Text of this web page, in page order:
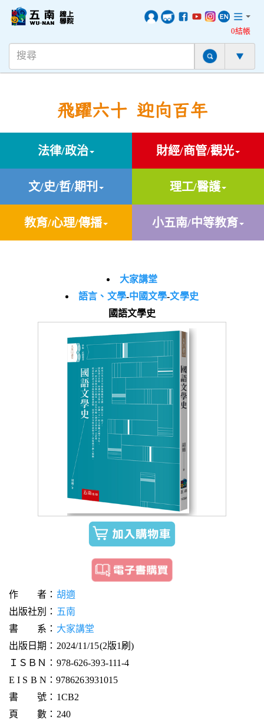
0結帳
飛躍六十 迎向百年
法律/政治 財經/商管/觀光
文/史/哲/期刊 理工/醫護
教育/心理/傳播 小五南/中等教育
大家講堂
語言、文學-中國文學-文學史
國語文學史
作 者： 胡適
出版社別： 五南
書 系： 大家講堂
出版日期：2024/11/15(2版1刷)
ＩＳＢＮ：978-626-393-111-4
E I S B N：9786263931015
書 號：1CB2
頁 數：240